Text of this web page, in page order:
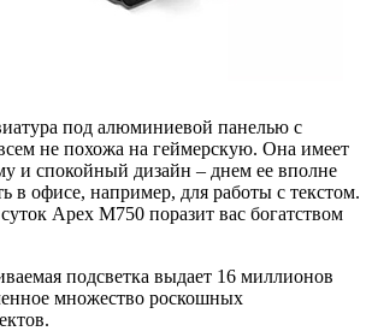
под алюминиевой панелью с
не похожа на геймерскую. Она имеет
и спокойный дизайн – днем ее вполне
в офисе, например, для работы с текстом.
Apex M750 поразит вас богатством
подсветка выдает 16 миллионов
множество роскошных